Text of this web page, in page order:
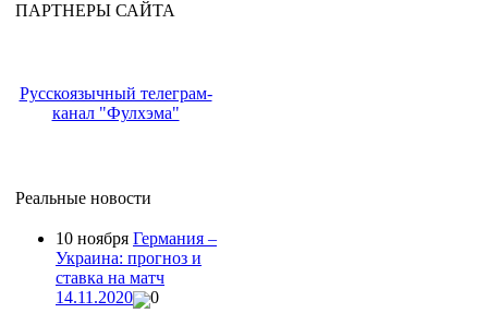
ПАРТНЕРЫ САЙТА
Русскоязычный телеграм-
канал "Фулхэма"
Реальные новости
10 ноября Германия –
Украина: прогноз и
ставка на матч
14.11.2020
0